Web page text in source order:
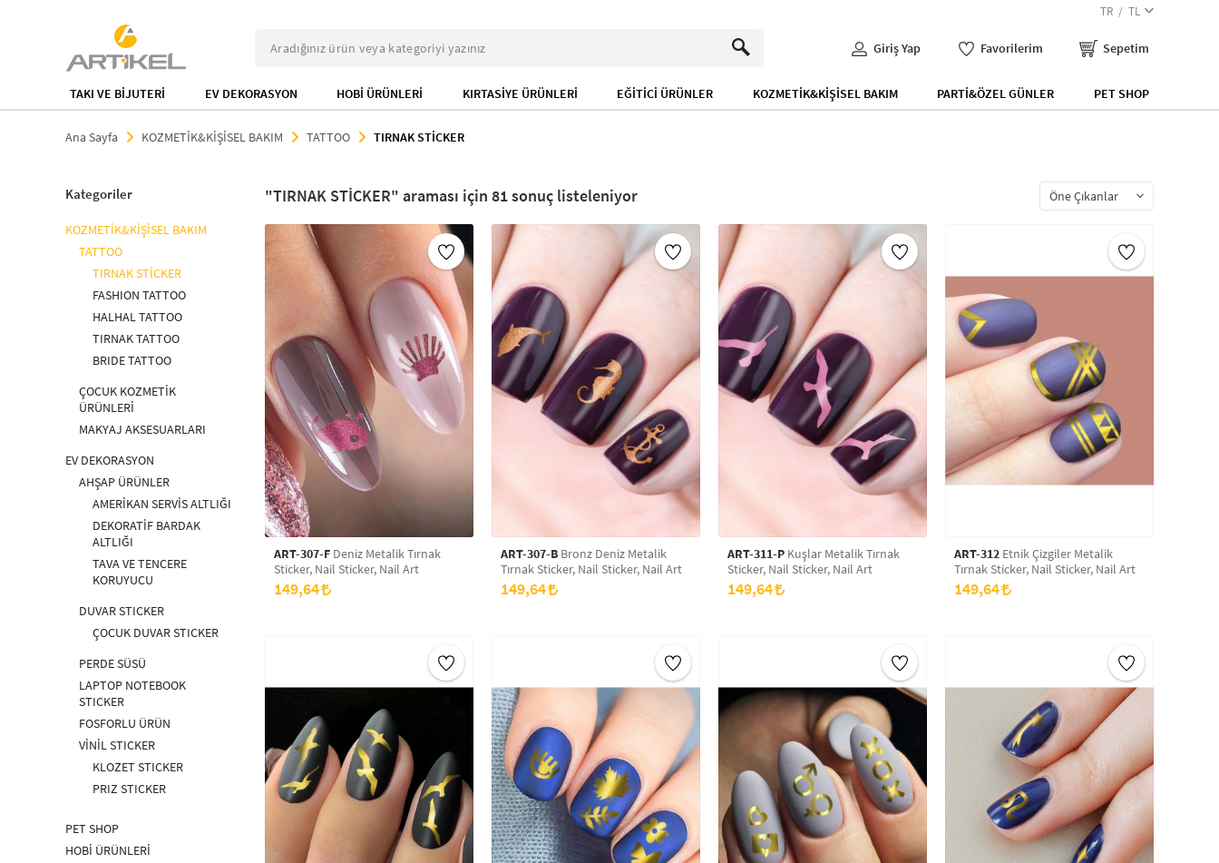
TR TL
Giriş Yap Favorilerim Sepetim
TAKI VE BİJUTERİ EV DEKORASYON HOBİ ÜRÜNLERİ KIRTASİYE ÜRÜNLERİ EĞİTİCİ ÜRÜNLER KOZMETİK&KİŞİSEL BAKIM PARTİ&ÖZEL GÜNLER PET SHOP
Ana Sayfa KOZMETİK&KİŞİSEL BAKIM TATTOO TIRNAK STİCKER
Kategoriler
KOZMETİK&KİŞİSEL BAKIM
TATTOO
TIRNAK STİCKER
FASHION TATTOO
HALHAL TATTOO
TIRNAK TATTOO
BRIDE TATTOO
ÇOCUK KOZMETİK
ÜRÜNLERİ
MAKYAJ AKSESUARLARI
EV DEKORASYON
AHŞAP ÜRÜNLER
AMERİKAN SERVİS ALTLIĞI
DEKORATİF BARDAK
ALTLIĞI
TAVA VE TENCERE
KORUYUCU
DUVAR STICKER
ÇOCUK DUVAR STICKER
PERDE SÜSÜ
LAPTOP NOTEBOOK
STICKER
FOSFORLU ÜRÜN
VİNİL STICKER
KLOZET STICKER
PRIZ STICKER
PET SHOP
HOBİ ÜRÜNLERİ
TIRNAK STİCKER 81sonuç listeleniyor
ART-307-F Deniz Metalik Tırnak
Sticker, Nail Sticker, Nail Art
149,64
ART-307-B Bronz Deniz Metalik
Tırnak Sticker, Nail Sticker, Nail Art
149,64
ART-311-P Kuşlar Metalik Tırnak
Sticker, Nail Sticker, Nail Art
149,64
ART-312 Etnik Çizgiler Metalik
Tırnak Sticker, Nail Sticker, Nail Art
149,64